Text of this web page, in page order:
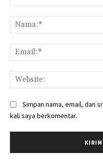
Simpan nama, email, dan
kali saya berkomentar.